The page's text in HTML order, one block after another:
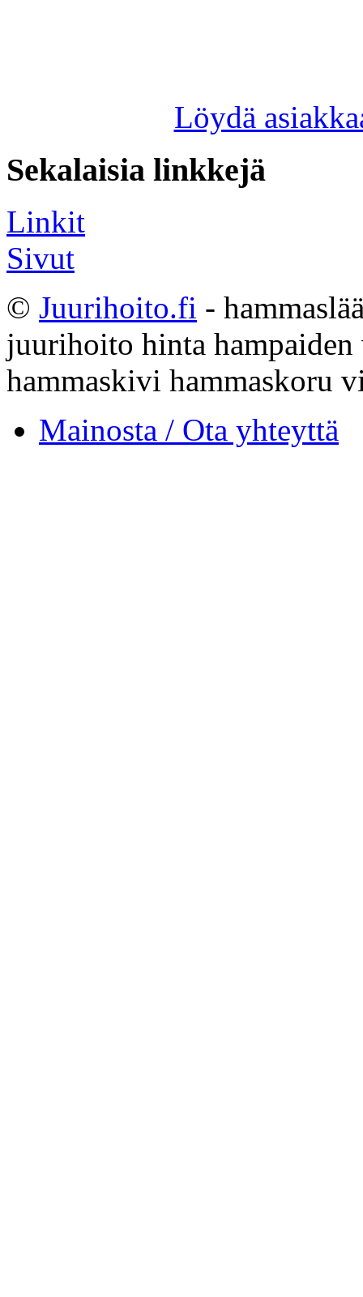
Löydä
Sekalaisia linkkejä
Linkit
Sivut
© Juurihoito.fi -
juurihoito hinta hampaiden
hammaskivi hammaskoru
Mainosta / Ota yhteyttä